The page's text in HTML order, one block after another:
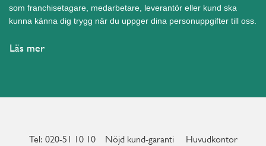
som franchisetagare, medarbetare, leverantör eller kund ska
kunna känna dig trygg när du uppger dina personuppgifter till oss.
Läs mer
Tel: 020-51 10 10 Nöjd kund-garanti Huvudkontor